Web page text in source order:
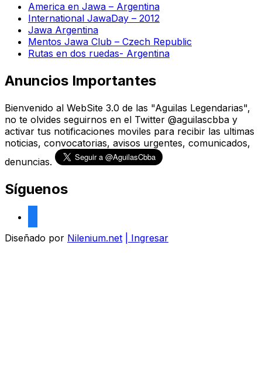
America en Jawa – Argentina
International JawaDay – 2012
Jawa Argentina
Mentos Jawa Club – Czech Republic
Rutas en dos ruedas- Argentina
Anuncios Importantes
Bienvenido al WebSite 3.0 de las "Aguilas Legendarias",
no te olvides seguirnos en el Twitter @aguilascbba y
activar tus notificaciones moviles para recibir las ultimas
noticias, convocatorias, avisos urgentes, comunicados,
denuncias.
Síguenos
Diseñado por Nilenium.net | Ingresar